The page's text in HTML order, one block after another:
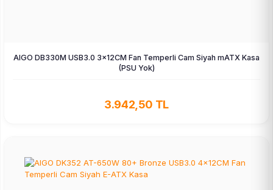
AIGO DB330M USB3.0 3×12CM Fan Temperli Cam Siyah mATX Kasa
(PSU Yok)
3.942,50 TL